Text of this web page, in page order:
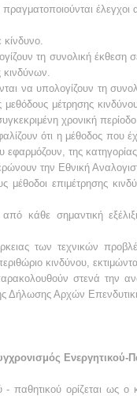
πραγματοποιούνται
τη συνολική έκθεση
κινδύνων.
να υπολογίζουν τη
μέτρησης
χρονική
ότι η μέθοδος που
της
την Εθνική
μέθοδοι επιμέτρησης
κάθε σημαντική
των τεχνικών
κινδύνου,
στενά την
Δήλωσης Αρχών
παθητικού ορίζεται ως ο